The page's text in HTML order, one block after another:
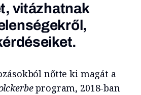
vitázhatnak
nőtte ki magát a
program, 2018-ban